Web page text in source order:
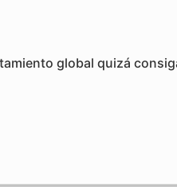
global quizá